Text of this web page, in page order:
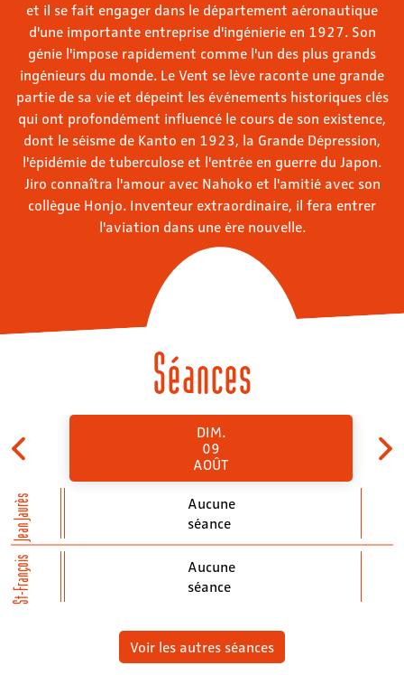
et il se fait engager dans le département aéronautique
d'une importante entreprise d'ingénierie en 1927. Son
génie l'impose rapidement comme l'un des plus grands
ingénieurs du monde. Le Vent se lève raconte une grande
partie de sa vie et dépeint les événements historiques clés
qui ont profondément influencé le cours de son existence,
dont le séisme de Kanto en 1923, la Grande Dépression,
l'épidémie de tuberculose et l'entrée en guerre du Japon.
Jiro connaîtra l'amour avec Nahoko et l'amitié avec son
collègue Honjo. Inventeur extraordinaire, il fera entrer
l'aviation dans une ère nouvelle.
Séances
Jean Jaurès
St-François
DIM.
09
AOÛT
Aucune
séance
Aucune
séance
Voir les autres séances